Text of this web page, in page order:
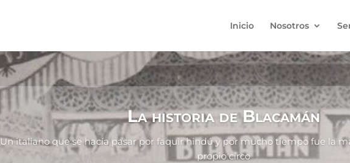
Inicio Nosotros
La historia de Blacamán
Un italiano que se hacía pasar por faquir hindú y por mucho tiempo fue la
propio circo